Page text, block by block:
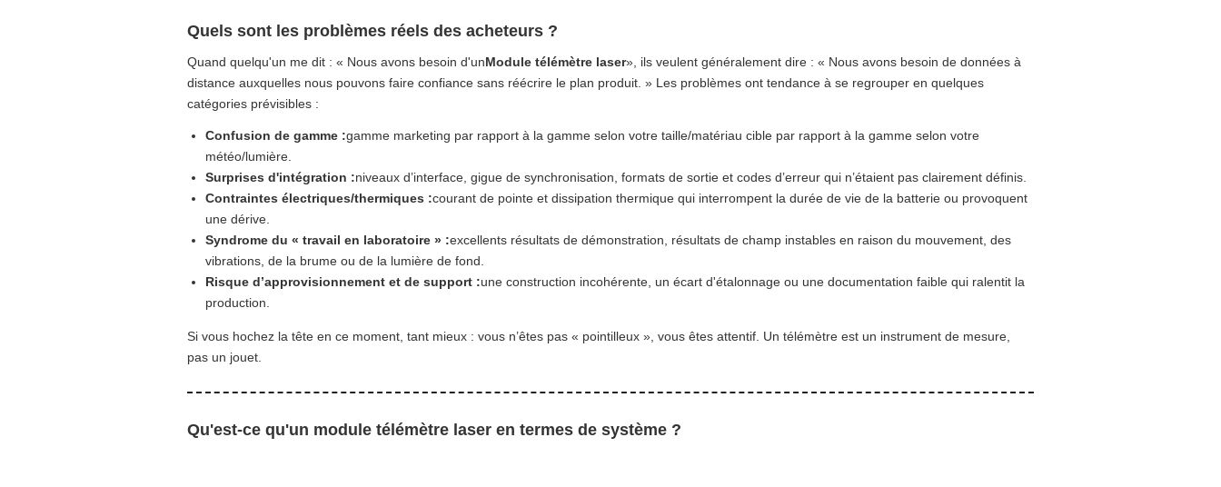
Quels sont les problèmes réels des acheteurs ?
Quand quelqu'un me dit : « Nous avons besoin d'unModule télémètre laser», ils veulent généralement dire : « Nous avons besoin de données à
distance auxquelles nous pouvons faire confiance sans réécrire le plan produit. » Les problèmes ont tendance à se regrouper en quelques
catégories prévisibles :
Confusion de gamme :gamme marketing par rapport à la gamme selon votre taille/matériau cible par rapport à la gamme selon votre
météo/lumière.
Surprises d'intégration :niveaux d’interface, gigue de synchronisation, formats de sortie et codes d’erreur qui n’étaient pas clairement définis.
Contraintes électriques/thermiques :courant de pointe et dissipation thermique qui interrompent la durée de vie de la batterie ou provoquent
une dérive.
Syndrome du « travail en laboratoire » :excellents résultats de démonstration, résultats de champ instables en raison du mouvement, des
vibrations, de la brume ou de la lumière de fond.
Risque d’approvisionnement et de support :une construction incohérente, un écart d'étalonnage ou une documentation faible qui ralentit la
production.
Si vous hochez la tête en ce moment, tant mieux : vous n’êtes pas « pointilleux », vous êtes attentif. Un télémètre est un instrument de mesure,
pas un jouet.
Qu'est-ce qu'un module télémètre laser en termes de système ?